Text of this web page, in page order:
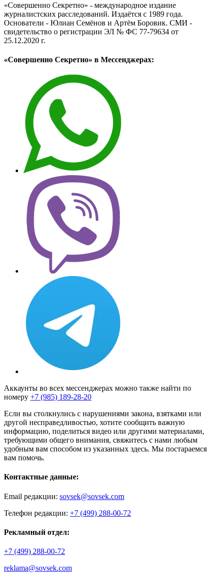
«Совершенно Секретно» - международное издание
журналистских расследований. Издаётся с 1989 года.
Основатели - Юлиан Семёнов и Артём Боровик. CМИ -
свидетельство о регистрации ЭЛ № ФС 77-79634 от
25.12.2020 г.
«Совершенно Секретно» в Мессенджерах:
Аккаунты во всех мессенджерах можно также найти по
номеру +7 (985) 189-28-20
Если вы столкнулись с нарушениями закона, взятками или
другой несправедливостью, хотите сообщить важную
информацию, поделиться видео или другими материалами,
требующими общего внимания, свяжитесь с нами любым
удобным вам способом из указанных здесь. Мы постараемся
вам помочь.
Контактные данные:
Email редакции: sovsek@sovsek.com
Телефон редакции: +7 (499) 288-00-72
Рекламный отдел:
+7 (499) 288-00-72
reklama@sovsek.com